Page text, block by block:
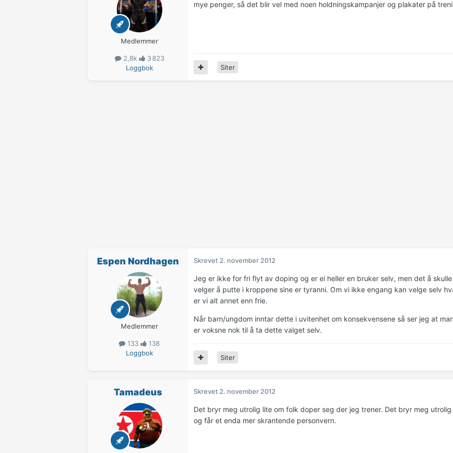
Medlemmer
2,8k
3 823
Loggbok
mye penger, så det blir vel med noen holdningskampanjer og plakater på
Siter
Espen Nordhagen
Medlemmer
133
138
Loggbok
Skrevet 2. november 2012
Jeg er ikke for fri flyt av doping og er ei heller en bruker selv, men det å
velger å putte i kroppene sine er tyranni. Om vi ikke engang kan velge selv
er vi alt annet enn frie.
Når barn/ungdom inntar dette i uvitenhet om konsekvensene så ser jeg at
er voksne nok til å ta dette valget selv.
Siter
Tamadeus Skrevet 2. november 2012
Det bryr meg utrolig lite om folk doper seg der jeg trener. Det bryr meg
og får et enda mer skrantende personvern.